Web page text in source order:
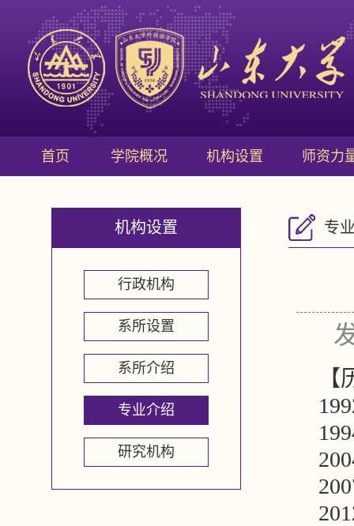
首页 学院概况 机构设置 师资力
机构设置
行政机构
系所设置
系所介绍
专业介绍
研究机构
专